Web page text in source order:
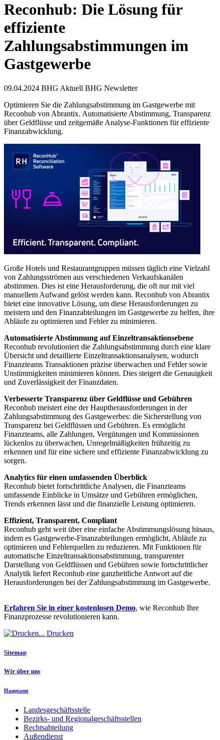
Reconhub: Die Lösung für
effiziente
Zahlungsabstimmungen im
Gastgewerbe
09.04.2024 BHG Aktuell BHG Newsletter
Optimieren Sie die Zahlungsabstimmung im Gastgewerbe mit
Reconhub von Abrantix. Automatisierte Abstimmung, Transparenz
über Geldflüsse und zeitgemäße Analyse-Funktionen für effiziente
Finanzabwicklung.
Große Hotels und Restaurantgruppen müssen täglich eine Vielzahl
von Zahlungsströmen aus verschiedenen Verkaufskanälen
abstimmen. Dies ist eine Herausforderung, die oft nur mit viel
manuellem Aufwand gelöst werden kann. Reconhub von Abrantix
bietet eine innovative Lösung, um diese Herausforderungen zu
meistern und den Finanzabteilungen im Gastgewerbe zu helfen, ihre
Abläufe zu optimieren und Fehler zu minimieren.
Automatisierte Abstimmung auf Einzeltransaktionsebene
Reconhub revolutioniert die Zahlungsabstimmung durch eine klare
Übersicht und detaillierte Einzeltransaktionsanalysen, wodurch
Finanzteams Transaktionen präzise überwachen und Fehler sowie
Unstimmigkeiten minimieren können. Dies steigert die Genauigkeit
und Zuverlässigkeit der Finanzdaten.
Verbesserte Transparenz über Geldflüsse und Gebühren
Reconhub meistert eine der Hauptherausforderungen in der
Zahlungsabstimmung des Gastgewerbes: die Sicherstellung von
Transparenz bei Geldflüssen und Gebühren. Es ermöglicht
Finanzteams, alle Zahlungen, Vergütungen und Kommissionen
lückenlos zu überwachen, Unregelmäßigkeiten frühzeitig zu
erkennen und für eine sichere und effiziente Finanzabwicklung zu
sorgen.
Analytics für einen umfassenden Überblick
Reconhub bietet fortschrittliche Analysen, die Finanzteams
umfassende Einblicke in Umsätze und Gebühren ermöglichen,
Trends erkennen lässt und die finanzielle Leistung optimieren.
Effizient, Transparent, Compliant
Reconhub geht weit über eine einfache Abstimmungslösung hinaus,
indem es Gastgewerbe-Finanzabteilungen ermöglicht, Abläufe zu
optimieren und Fehlerquellen zu reduzieren. Mit Funktionen für
automatische Einzeltransaktionsabstimmung, transparenter
Darstellung von Geldflüssen und Gebühren sowie fortschrittlicher
Analytik liefert Reconhub eine ganzheitliche Antwort auf die
Herausforderungen bei der Zahlungsabstimmung im Gastgewerbe.
Erfahren Sie in einer kostenlosen Demo, wie Reconhub Ihre
Finanzprozesse revolutionieren kann.
Drucken
Sitemap
Wir über uns
Hauptamt
Landesgeschäftsstelle
Bezirks- und Regionalgeschäftsstellen
Rechtsabteilung
Außendienst